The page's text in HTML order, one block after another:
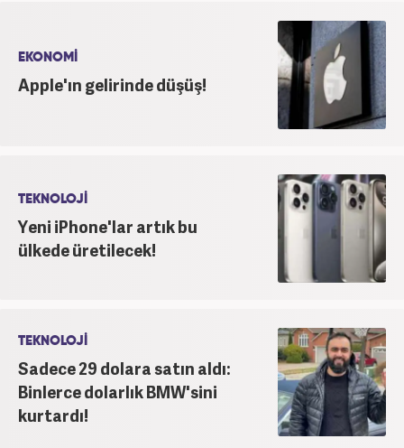
EKONOMİ
Apple'ın gelirinde düşüş!
TEKNOLOJİ
Yeni iPhone'lar artık bu
ülkede üretilecek!
TEKNOLOJİ
Sadece 29 dolara satın aldı:
Binlerce dolarlık BMW'sini
kurtardı!